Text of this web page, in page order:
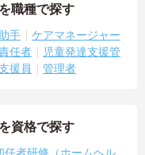
職種で探す
手
ケアマネージャー
任者
児童発達支援管
援員 管理者
資格で探す
任者研修（ホームヘル